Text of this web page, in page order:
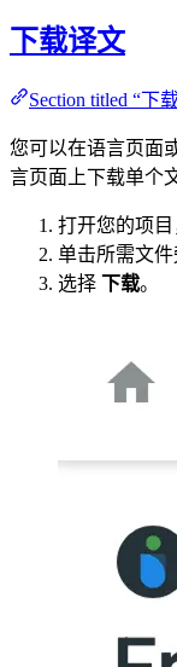
下载译文
Section titled “下
您可以在语言页面
言页面上下载单个
打开您的项目
单击所需文件
选择 下载。